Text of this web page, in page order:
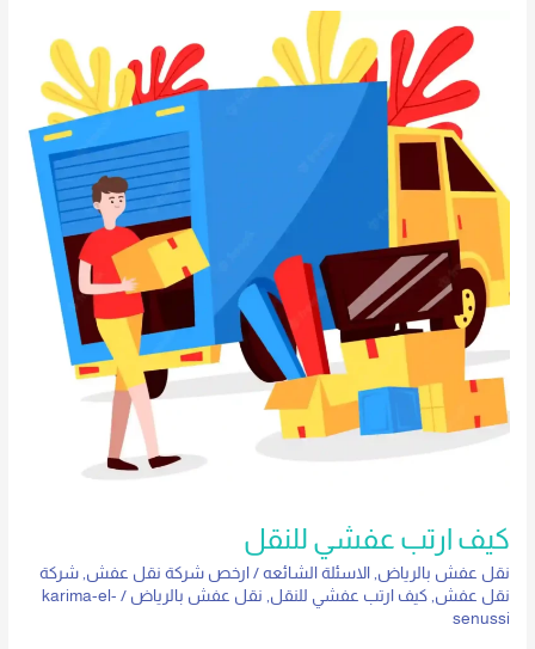
كيف ارتب عفشي للنقل
نقل عفش بالرياض, الاسئلة الشائعه / ارخص شركة نقل عفش,شركة
نقل عفش,كيف ارتب عفشي للنقل, نقل عفش بالرياض /
karima-el-
senussi
عفشي
للنقل